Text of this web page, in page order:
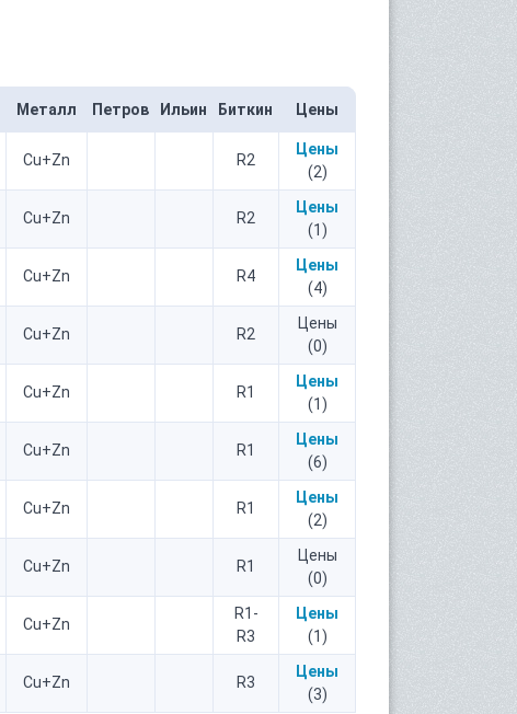
Металл Петров Ильин Биткин Цены
Cu+Zn R2
Цены
(2)
Cu+Zn R2
Цены
(1)
Cu+Zn R4
Цены
(4)
Cu+Zn R2
Цены
(0)
Cu+Zn R1
Цены
(1)
Cu+Zn R1
Цены
(6)
Cu+Zn R1
Цены
(2)
Cu+Zn R1
Цены
(0)
Cu+Zn
R1-
R3
Цены
(1)
Cu+Zn R3
Цены
(3)